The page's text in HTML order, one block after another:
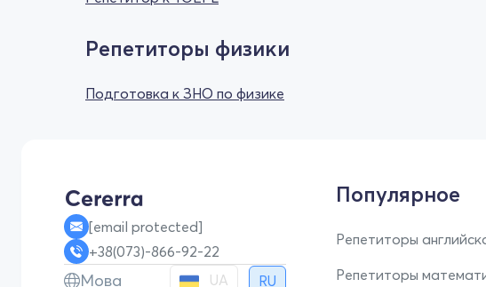
Репетиторы физики
Подготовка к ЗНО по физике
[email protected]
+38(073)-866-92-22
Мова UA RU
Популярное
Репетиторы
Репетиторы